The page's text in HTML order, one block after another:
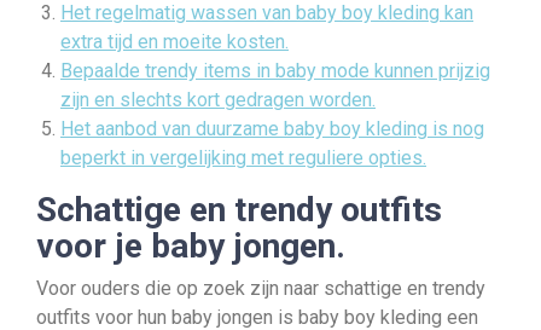
Het regelmatig wassen van baby boy kleding kan
extra tijd en moeite kosten.
Bepaalde trendy items in baby mode kunnen prijzig
zijn en slechts kort gedragen worden.
Het aanbod van duurzame baby boy kleding is nog
beperkt in vergelijking met reguliere opties.
Schattige en trendy outfits
voor je baby jongen.
Voor ouders die op zoek zijn naar schattige en trendy
outfits voor hun baby jongen is baby boy kleding een